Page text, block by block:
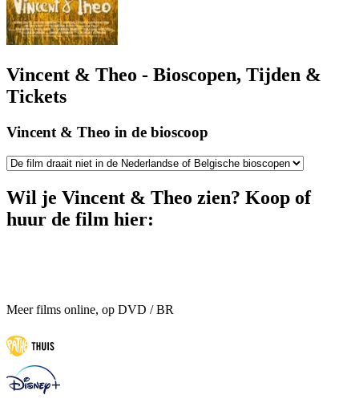
Vincent & Theo - Bioscopen, Tijden &
Tickets
Vincent & Theo in de bioscoop
Wil je Vincent & Theo zien? Koop of
huur de film hier:
Meer films online, op DVD / BR